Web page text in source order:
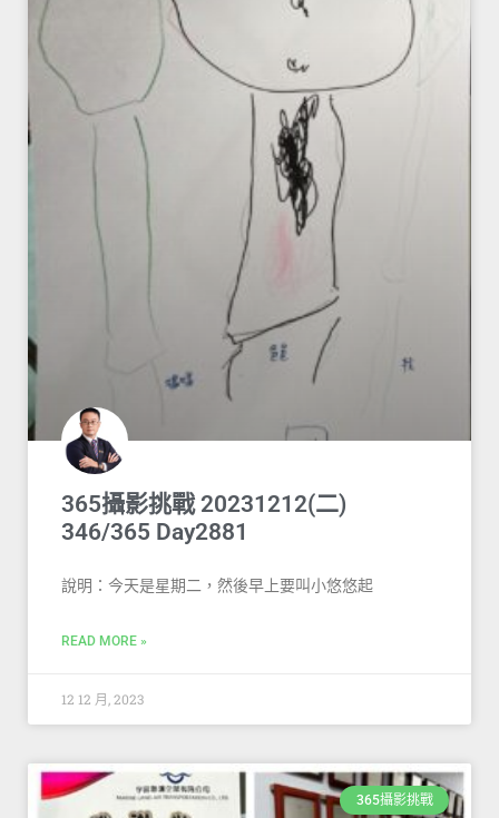
365攝影挑戰 20231212(二)
346/365 Day2881
說明：今天是星期二，然後早上要叫小悠悠起
READ MORE »
12 12 月, 2023
365攝影挑戰